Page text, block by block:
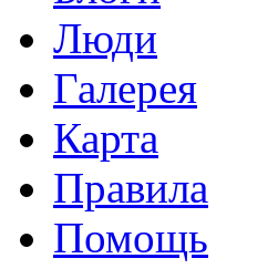
Люди
Галерея
Карта
Правила
Помощь